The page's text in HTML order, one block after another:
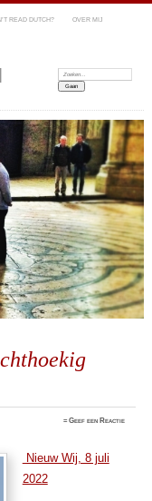
READ DUTCH? OVER MIJ
Zoeken:
≈Geef een Reactie
Nieuw Wij, 8 juli
2022